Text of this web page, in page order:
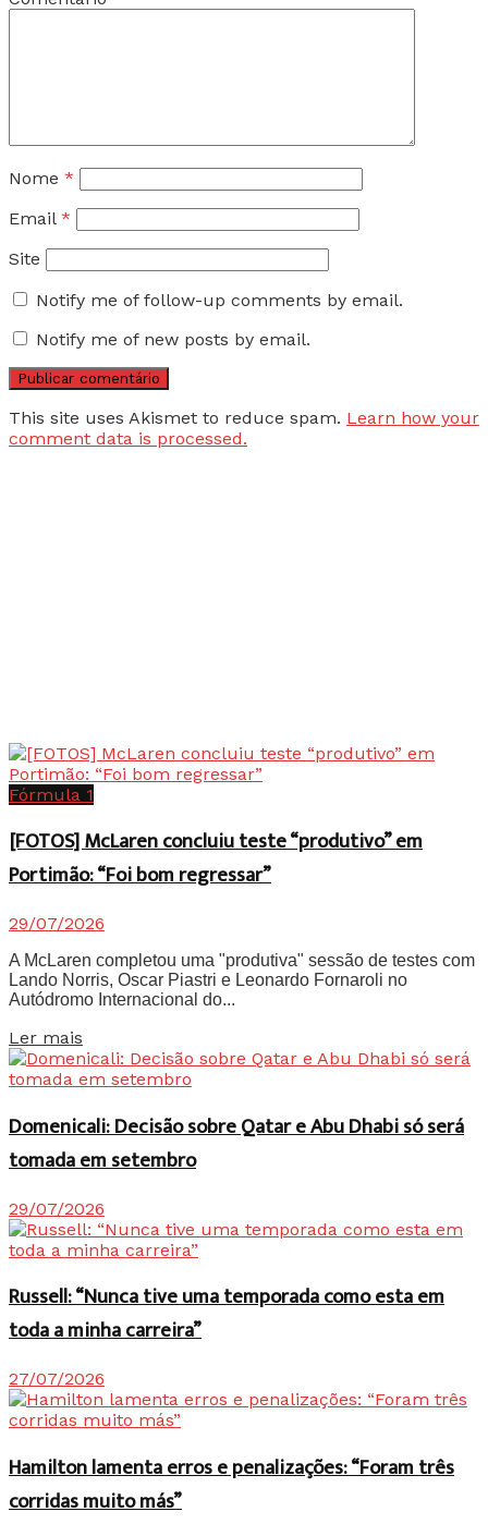
Nome *
Email *
Site
Notify me of follow-up comments by email.
Notify me of new posts by email.
This site uses Akismet to reduce spam. Learn how your
comment data is processed.
Fórmula 1
[FOTOS] McLaren concluiu teste “produtivo” em
Portimão: “Foi bom regressar”
29/07/2026
A McLaren completou uma "produtiva" sessão de testes com
Lando Norris, Oscar Piastri e Leonardo Fornaroli no
Autódromo Internacional do...
Ler mais
Domenicali: Decisão sobre Qatar e Abu Dhabi só será
tomada em setembro
29/07/2026
Russell: “Nunca tive uma temporada como esta em
toda a minha carreira”
27/07/2026
Hamilton lamenta erros e penalizações: “Foram três
corridas muito más”